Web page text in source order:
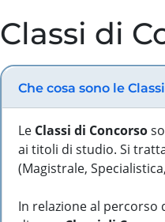
Classi di
Che cosa sono le
Le Classi di Concorso
ai titoli di studio. Si
(Magistrale,
In relazione al